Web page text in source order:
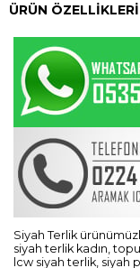
ÜRÜN ÖZELLIKLERI
Siyah Terlik
siyah terlik kadın,
lcw siyah terlik, siyah